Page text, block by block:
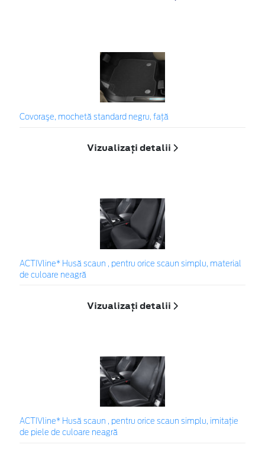
Covoraşe, mochetă standard negru, față
Vizualizați detalii
ACTIVline* Husă scaun , pentru orice scaun simplu, material
de culoare neagră
Vizualizați detalii
ACTIVline* Husă scaun , pentru orice scaun simplu, imitație
de piele de culoare neagră